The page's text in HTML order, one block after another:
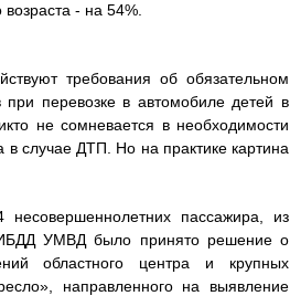
- на 54%.
требования об обязательном
при перевозке в автомобиле детей в
не сомневается в необходимости
в случае ДТП. Но на практике картина
пассажира, из
УМВД было принято решение о
областного центра и крупных
направленного на выявление